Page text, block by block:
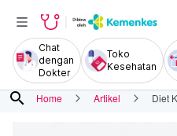
Chat
dengan
Dokter
Toko
Kesehatan
search Home Artikel Diet